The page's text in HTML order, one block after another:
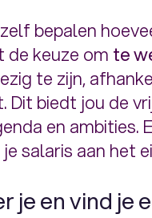
bepalen
de keuze om te
te zijn,
Dit biedt jou de
en ambities.
salaris aan het
je en vind je